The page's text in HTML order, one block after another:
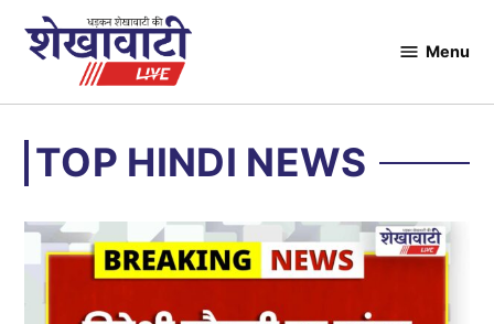
Menu
TOP HINDI NEWS